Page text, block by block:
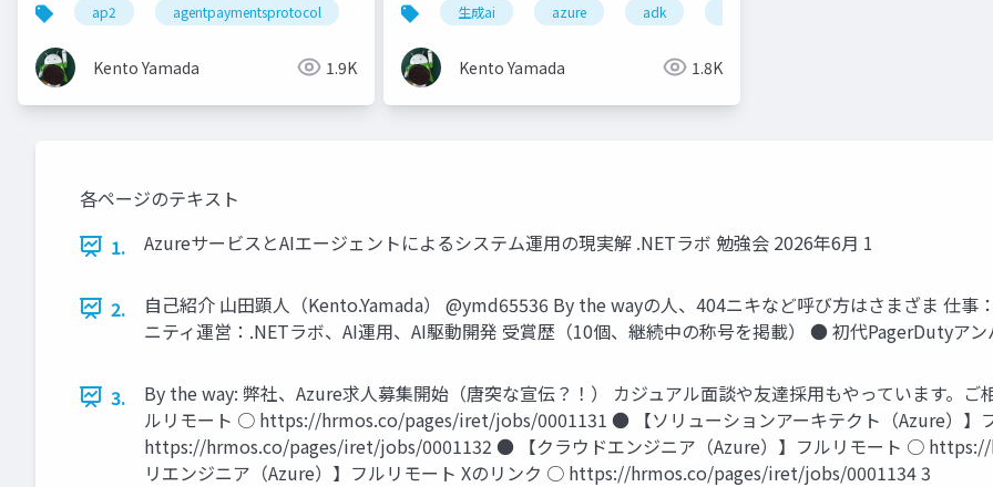
ap2 agentpaymentsprotocol google cloud 生成ai 静止絵
Kento Yamada 1.9K
生成ai azure adk
Kento Yamada 1.8K
各ページのテキスト
1.
AzureサービスとAIエージェントによるシステム運用の現実解 .NETラボ 勉強会 2026年6月 1
2.
自己紹介 山田顕人（Kento.Yamada） @ymd65536 By the wayの人、404ニキなど呼び方はさまざま 仕事
ニティ運営：.NETラボ、AI運用、AI駆動開発 受賞歴（10個、継続中の称号を掲載） ● 初代PagerDutyア
3.
By the way: 弊社、Azure求人募集開始（唐突な宣伝？！） カジュアル面談や友達採用もやっています。
ルリモート ○ https://hrmos.co/pages/iret/jobs/0001131 ● 【ソリューションアーキテクト（Azure）】
https://hrmos.co/pages/iret/jobs/0001132 ● 【クラウドエンジニア（Azure）】フルリモート ○
リエンジニア（Azure）】フルリモート Xのリンク ○ https://hrmos.co/pages/iret/jobs/0001134 3